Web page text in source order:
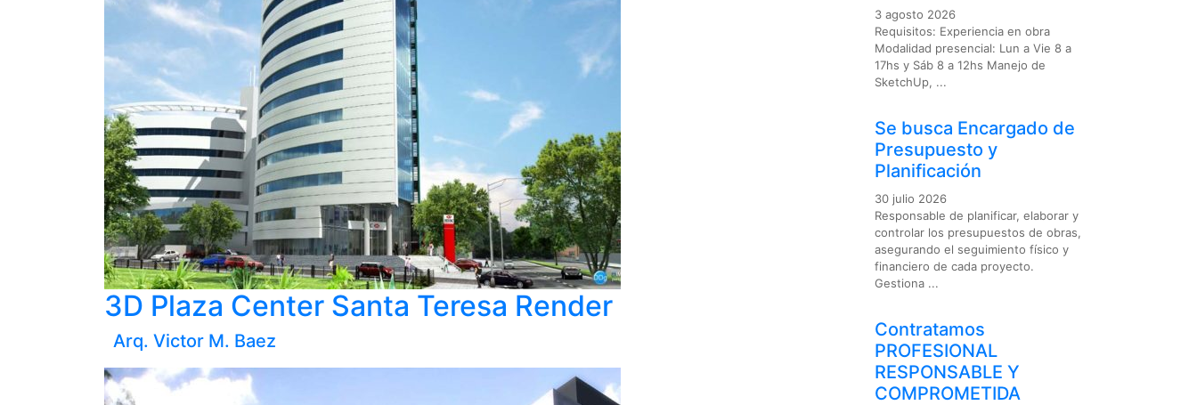
3D Plaza Center Santa Teresa Render
Arq. Victor M. Baez
3 agosto 2026
Requisitos: Experiencia en obra
Modalidad presencial: Lun a Vie 8 a
17hs y Sáb 8 a 12hs Manejo de
SketchUp, ...
Se busca Encargado de
Presupuesto y
Planificación
30 julio 2026
Responsable de planificar, elaborar y
controlar los presupuestos de obras,
asegurando el seguimiento físico y
financiero de cada proyecto.
Gestiona ...
Contratamos
PROFESIONAL
RESPONSABLE Y
COMPROMETIDA